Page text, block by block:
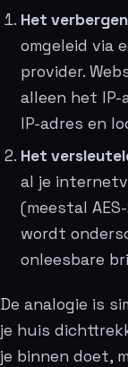
Het
omgeleid via
provider.
alleen het IP-
IP-adres en
Het
al je
(meestal
wordt
onleesbare
De analogie is
je huis
je binnen doet,